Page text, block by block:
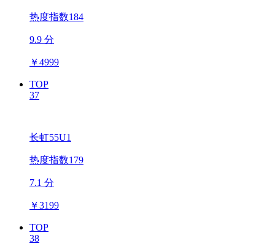
热度指数184
9.9 分
￥4999
TOP
37
长虹55U1
热度指数179
7.1 分
￥3199
TOP
38